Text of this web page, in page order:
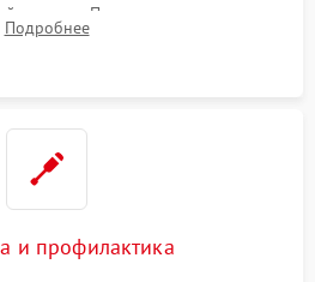
станции. Прошивка микросхемы
поврежденных портов USB
Подробнее
и профилактика